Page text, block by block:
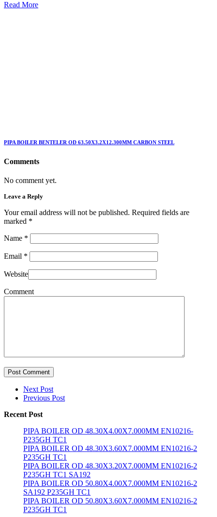
Read More
PIPA BOILER BENTELER OD 63.50X3.2X12.300MM CARBON STEEL
Comments
No comment yet.
Leave a Reply
Your email address will not be published. Required fields are
marked *
Name *
Email *
Website
Comment
Post Comment
Next Post
Previous Post
Recent Post
PIPA BOILER OD 48.30X4.00X7.000MM EN10216-
P235GH TC1
PIPA BOILER OD 48.30X3.60X7.000MM EN10216-2
P235GH TC1
PIPA BOILER OD 48.30X3.20X7.000MM EN10216-2
P235GH TC1 SA192
PIPA BOILER OD 50.80X4.00X7.000MM EN10216-2
SA192 P235GH TC1
PIPA BOILER OD 50.80X3.60X7.000MM EN10216-2
P235GH TC1